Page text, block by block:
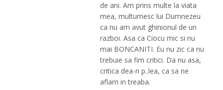
de ani. Am prins multe la viata
mea, multumesc lui Dumnezeu
ca nu am avut ghinionul de un
razboi. Asa ca Ciocu mic si nu
mai BONCANITI. Eu nu zic ca nu
trebuie sa fim critici. Da nu asa,
critica dea-n p..lea, ca sa ne
aflam in treaba.